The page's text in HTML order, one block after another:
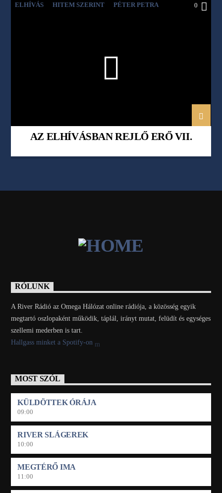
ELHÍVÁS HITEM SZERINT PÉTER PETRA 0
AZ ELHÍVÁSBAN REJLŐ ERŐ VII.
RÓLUNK
A River Rádió az Omega Hálózat online rádiója, a közösség egyik
megtartó oszlopaként működik, táplál, irányt mutat, felüdít és egységes
szellemi mederben is tart.
Hallgass minket a Spotify-on
MOST SZÓL
KÜLDÖTTEK ÓRÁJA
09:00
RIVER SLÁGEREK
10:00
MEGTÉRŐ IMA
11:00